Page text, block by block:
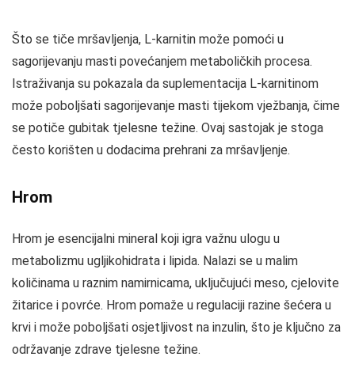
Što se tiče mršavljenja, L-karnitin može pomoći u
sagorijevanju masti povećanjem metaboličkih procesa.
Istraživanja su pokazala da suplementacija L-karnitinom
može poboljšati sagorijevanje masti tijekom vježbanja, čime
se potiče gubitak tjelesne težine. Ovaj sastojak je stoga
često korišten u dodacima prehrani za mršavljenje.
Hrom
Hrom je esencijalni mineral koji igra važnu ulogu u
metabolizmu ugljikohidrata i lipida. Nalazi se u malim
količinama u raznim namirnicama, uključujući meso, cjelovite
žitarice i povrće. Hrom pomaže u regulaciji razine šećera u
krvi i može poboljšati osjetljivost na inzulin, što je ključno za
održavanje zdrave tjelesne težine.